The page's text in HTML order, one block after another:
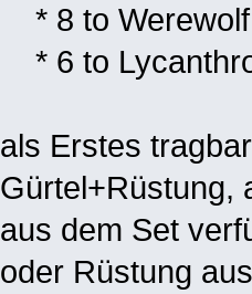
* 8 to Werewolf
* 6 to
als Erstes
Gürtel+Rüstung,
aus dem Set
oder Rüstung